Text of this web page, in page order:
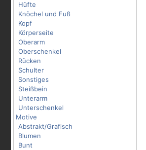
Hüfte
Knöchel und Fuß
Kopf
Körperseite
Oberarm
Oberschenkel
Rücken
Schulter
Sonstiges
Steißbein
Unterarm
Unterschenkel
Motive
Abstrakt/Grafisch
Blumen
Bunt